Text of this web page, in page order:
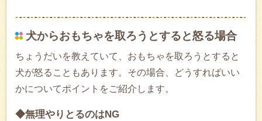
犬からおもちゃを取ろうとすると怒る場合
ちょうだいを教えていて、おもちゃを取ろうとすると
犬が怒ることもあります。その場合、どうすればいい
かについてポイントをご紹介します。
◆無理やりとるのはNG